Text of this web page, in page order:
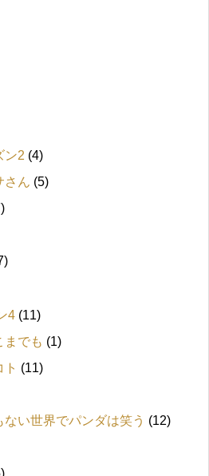
ン2 (4)
さん (5)
4 (11)
までも (1)
(11)
い世界でパンダは笑う (12)